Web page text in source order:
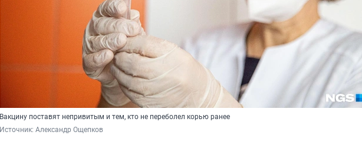
Вакцину поставят непривитым и тем, кто не переболел корью ранее
Источник: Александр Ощепков